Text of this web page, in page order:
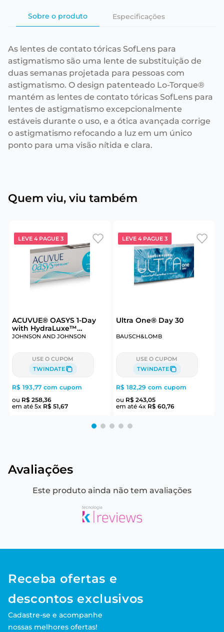
Sobre o produto Especificações
As lentes de contato tóricas SofLens para
astigmatismo são uma lente de substituição de
duas semanas projetada para pessoas com
astigmatismo. O design patenteado Lo-Torque®
mantém as lentes de contato tóricas SofLens para
lentes de astigmatismo excepcionalmente
estáveis durante o uso, e a ótica avançada corrige
o astigmatismo refocando a luz em um único
ponto para uma visão nítida e clara.
Quem viu, viu também
LEVE 4 PAGUE 3
ACUVUE® OASYS 1-Day
with HydraLuxe™
Technology 30
JOHNSON AND JOHNSON
USE O CUPOM
TWINDATE
R$ 193,77 com cupom
ou R$ 258,36
em até 5x R$ 51,67
LEVE 4 PAGUE 3
Ultra One® Day 30
BAUSCH&LOMB
USE O CUPOM
TWINDATE
R$ 182,29 com cupom
ou R$ 243,05
em até 4x R$ 60,76
Avaliações
Este produto ainda não tem avaliações
Receba ofertas e
descontos exclusivos
Cadastre-se e acompanhe
nossas melhores ofertas!